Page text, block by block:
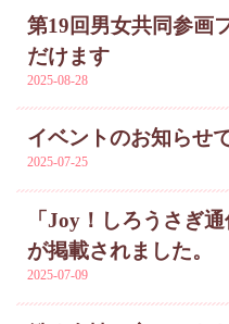
第19回男女共同参画
だけます
2025-08-28
イベントのお知らせ
2025-07-25
「Joy！しろうさぎ
が掲載されました。
2025-07-09